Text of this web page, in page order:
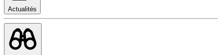
Actualités